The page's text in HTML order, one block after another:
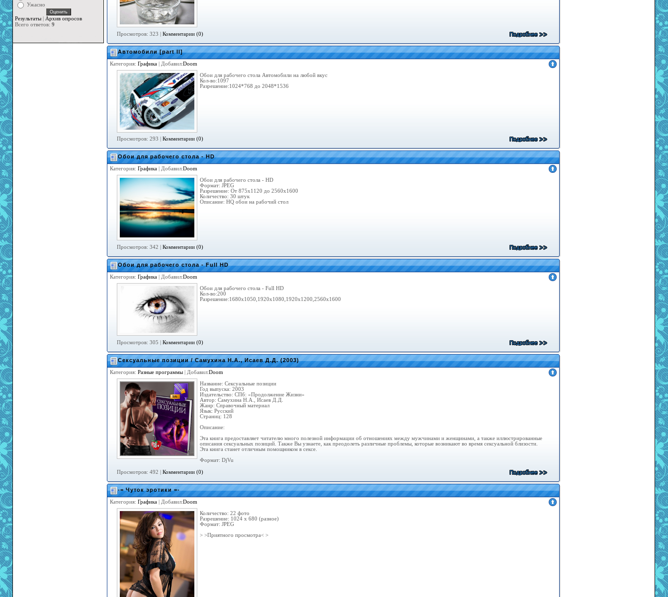
Ужасно
Результаты | Архив опросов
Всего ответов: 9
Просмотров: 323 | Комментарии (0)
Автомобили [part II]
Категория: Графика | Добавил:Doom
Обои для рабочего стола Автомобили на любой вкус
Кол-во:1097
Разрешение:1024*768 до 2048*1536
Просмотров: 293 | Комментарии (0)
Обои для рабочего стола - HD
Категория: Графика | Добавил:Doom
Обои для рабочего стола - HD
Формат: JPEG
Разрешение: От 875x1120 до 2560х1600
Количество: 30 штук
Описание: HQ обои на рабочий стол
Просмотров: 342 | Комментарии (0)
Обои для рабочего стола - Full HD
Категория: Графика | Добавил:Doom
Обои для рабочего стола - Full HD
Кол-во:200
Разрешение:1680х1050,1920х1080,1920х1200,2560х1600
Просмотров: 305 | Комментарии (0)
Сексуальные позиции / Самухина Н.А., Исаев Д.Д. (2003)
Категория: Разные программы | Добавил:Doom
Название: Сексуальные позиции
Год выпуска: 2003
Издательство: СПб: «Продолжение Жизни»
Автор: Самухина Н.А., Исаев Д.Д.
Жанр: Справочный материал
Язык: Русский
Страниц: 128
Описание:
Эта книга предоставляет читателю много полезной информации об отношениях между мужчинами и женщинами, а также иллюстрированные
описания сексуальных позиций. Также Вы узнаете, как преодолеть различные проблемы, которые возникают во время сексуальной близости.
Эта книга станет отличным помощником в сексе.
Формат: DjVu
Просмотров: 492 | Комментарии (0)
-= Чуток эротики =-
Категория: Графика | Добавил:Doom
Количество: 22 фото
Разрешение: 1024 х 680 (разное)
Формат: JPEG
> >Приятного просмотра< >